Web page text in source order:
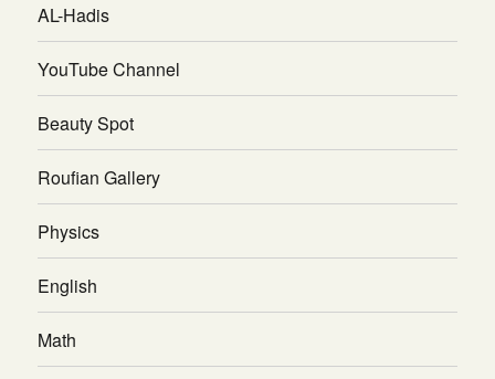
AL-Hadis
YouTube Channel
Beauty Spot
Roufian Gallery
Physics
English
Math